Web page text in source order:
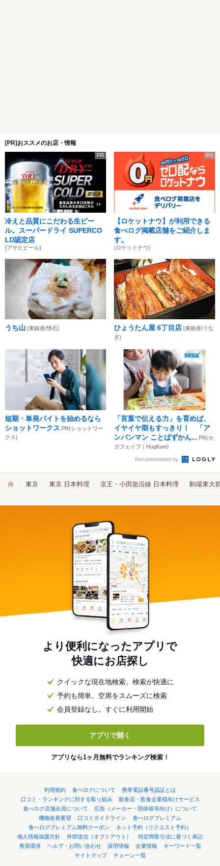
[PR]おススメのお店・情報
PR
冷えと品質にこだわる生ビー
ル。スーパードライ SUPERCO
LD認定店
(アサヒビール)
PR
【ロケットナウ】が利用できる
食べログ掲載店舗をご紹介しま
す。
(ロケットナウ)
うち山 (東銀座/懐石) ひょうたん屋 6丁目店 (東銀座/うな
ぎ)
短期・単発バイトを始めるなら
ショットワークス PR(ショットワー
クス)
「言葉で伝える力」を育めば、
イヤイヤ期もすっきり！ 「ア
ンパンマン ことばずかん... PR(セ
ガフェイブ｜HugKum)
Recommended by
東京 東京 日本料理 京王・小田急沿線 日本料理 駒場東大
より便利になったアプリで
快適にお店探し
クイックな現在地検索。検索が快適に
予約も簡単。空席をスムーズに検索
会員登録なし。すぐに利用開始
アプリで開く
アプリなら1ヶ月無料でランキング検索！
利用規約 食べログについて
携帯電話番号認証とは
口コミ・ランキングに対する取り組み
飲食店・飲食企業様向けサービス
食べログ店舗会員について
広告（メーカー・団体様等向け）について
機能改善要望
口コミガイドライン
食べログプレミアム
食べログプレミアム無料クーポン
ネット予約（リクエスト予約）
個人情報保護方針
外部送信（オプトアウト）
特定商取引法に基づく表記
推奨環境
ヘルプ・お問い合わせ 採用情報 企業情報
キーワード一覧
サイトマップ
チェーン一覧